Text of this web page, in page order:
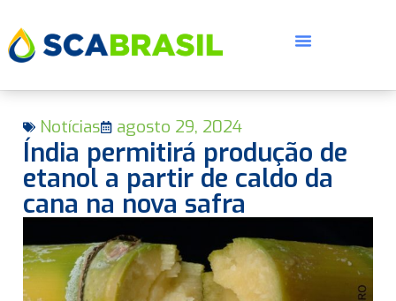
Notícias agosto 29, 2024
Índia permitirá produção de
etanol a partir de caldo da
cana na nova safra